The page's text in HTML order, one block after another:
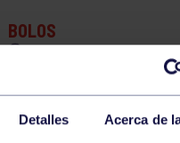
Detalles Acerca de
BOLOS
LANGREO
DE LA JOÉCARA: RGCC –